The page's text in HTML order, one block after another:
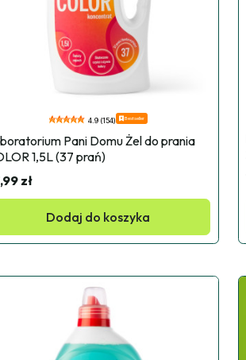
4.9 (154) Bestseller
Pani Domu Żel do prania
1,5L (37 prań)
zł
Dodaj do koszyka